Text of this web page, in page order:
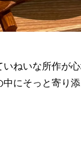
ねいな所作が
中にそっと寄り